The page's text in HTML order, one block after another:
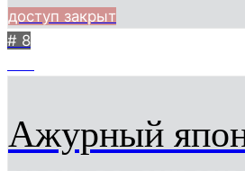
доступ закрыт
# 8
Ажурный